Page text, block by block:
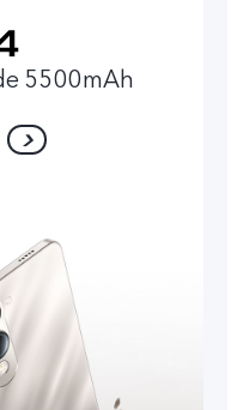
5500mAh